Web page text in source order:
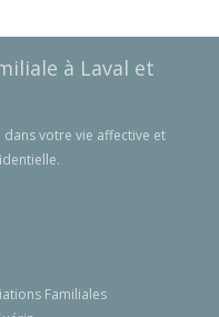
à Laval et
votre vie affective et
Familiales